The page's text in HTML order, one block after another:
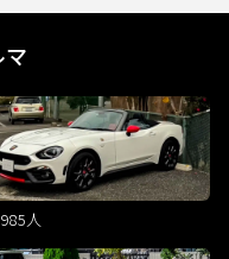
マ
985人